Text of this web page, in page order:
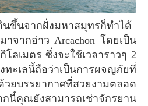
าจากอ่าว Arcachon โดยเป็น
ลเมตร ซึ่งจะใช้เวลาราวๆ 2
ะเลนี้ถือว่าเป็นการผจญภัยที่
วยบรรยากาศที่สวยงามตลอด
นี้คุณยังสามารถเช่าจักรยาน